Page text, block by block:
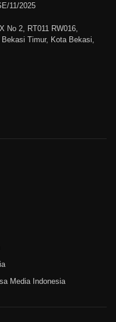
11/2025
No 2, RT011 RW016,
Timur, Kota Bekasi,
Media Indonesia